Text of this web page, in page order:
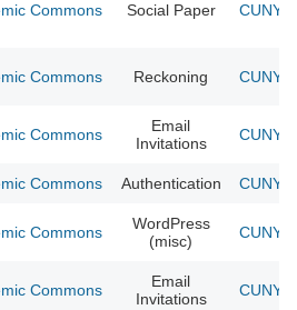
Commons Social Paper CUNY
Commons Reckoning CUNY
Commons
Email
Invitations
CUNY
Commons Authentication CUNY
Commons
WordPress
(misc)
CUNY
Commons
Email
Invitations
CUNY